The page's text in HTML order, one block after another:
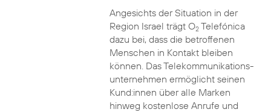
Angesichts der Situation in der
Region Israel trägt O2Telefónica
dazu bei, dass die betroffenen
Menschen in Kontakt bleiben
können. Das Telekommunikations­
unternehmen ermöglicht seinen
Kund:innen über alle Marken
hinweg kostenlose Anrufe und